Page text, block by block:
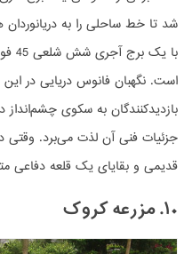
شد تا خط ساحلی را به
با
است. نگهبان فانوس دریایی در
بازدیدکنندگان به سکوی
جزئیات فنی آن لذت می‌برد. وقتی
قدیمی و بقایای یک قلعه دفاعی
۱۰. مزرعه کروک